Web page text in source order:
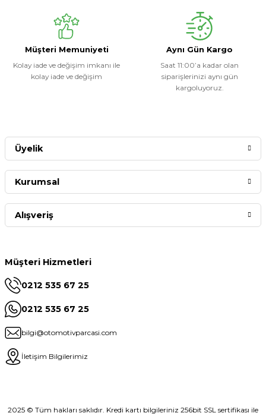
Müşteri Memuniyeti
Kolay iade ve değişim imkanı ile
kolay iade ve değişim
Aynı Gün Kargo
Saat 11:00’a kadar olan
siparişlerinizi aynı gün
kargoluyoruz.
Müşteri Hizmetleri
0212 535 67 25
0212 535 67 25
bilgi@otomotivparcasi.com
İletişim Bilgilerimiz
Üyelik
Kurumsal
Alışveriş
2025 © Tüm hakları saklıdır. Kredi kartı bilgileriniz 256bit SSL sertifikası ile